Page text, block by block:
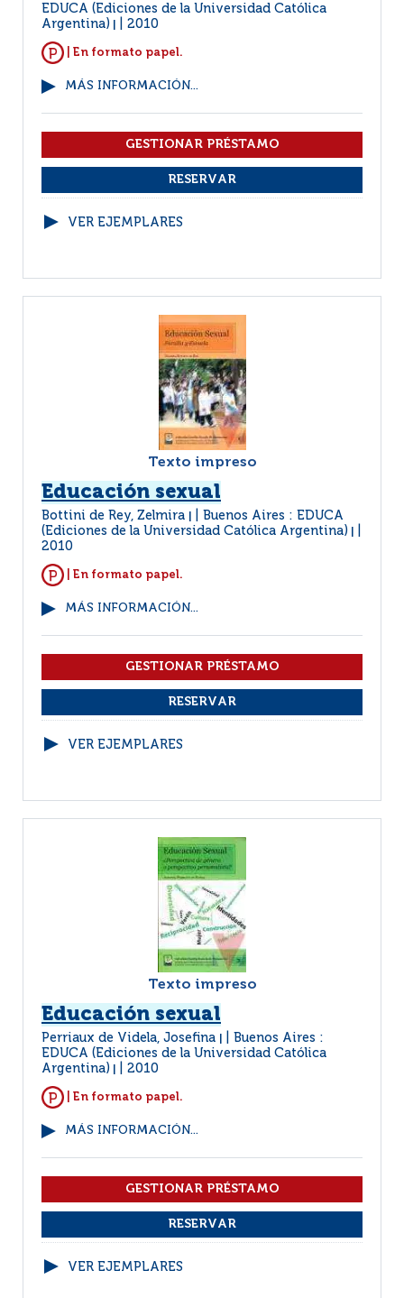
EDUCA (Ediciones de la Universidad Católica
Argentina)
2010
| En formato papel.
MÁS INFORMACIÓN...
VER EJEMPLARES
Texto impreso
Educación sexual
Bottini de Rey, Zelmira
Buenos Aires : EDUCA
(Ediciones de la Universidad Católica Argentina)
2010
| En formato papel.
MÁS INFORMACIÓN...
VER EJEMPLARES
Texto impreso
Educación sexual
Perriaux de Videla, Josefina
Buenos Aires :
EDUCA (Ediciones de la Universidad Católica
Argentina)
2010
| En formato papel.
MÁS INFORMACIÓN...
VER EJEMPLARES